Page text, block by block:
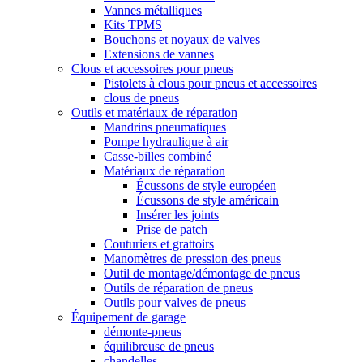
Vannes métalliques
Kits TPMS
Bouchons et noyaux de valves
Extensions de vannes
Clous et accessoires pour pneus
Pistolets à clous pour pneus et accessoires
clous de pneus
Outils et matériaux de réparation
Mandrins pneumatiques
Pompe hydraulique à air
Casse-billes combiné
Matériaux de réparation
Écussons de style européen
Écussons de style américain
Insérer les joints
Prise de patch
Couturiers et grattoirs
Manomètres de pression des pneus
Outil de montage/démontage de pneus
Outils de réparation de pneus
Outils pour valves de pneus
Équipement de garage
démonte-pneus
équilibreuse de pneus